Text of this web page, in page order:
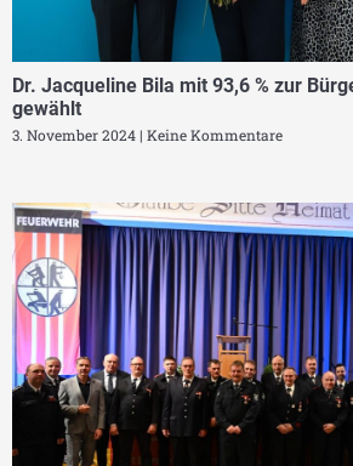
Dr. Jacqueline Bila mit 93,6 % zur
gewählt
3. November 2024 Keine Kommentare